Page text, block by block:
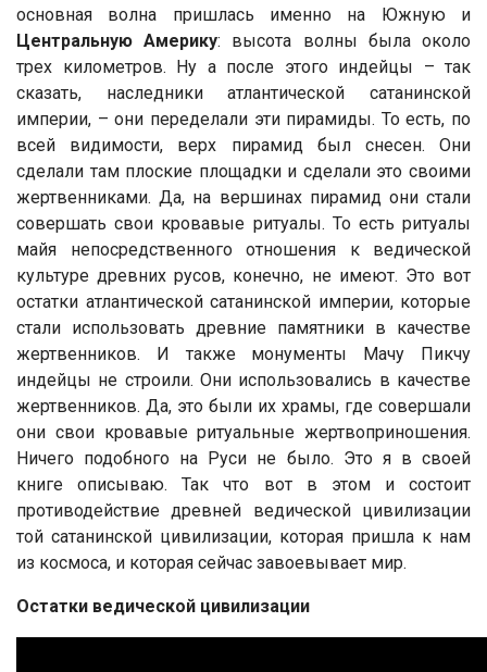
основная волна пришлась именно на Южную и
Центральную Америку: высота волны была около
трех километров. Ну а после этого индейцы – так
сказать, наследники атлантической сатанинской
империи, – они переделали эти пирамиды. То есть, по
всей видимости, верх пирамид был снесен. Они
сделали там плоские площадки и сделали это своими
жертвенниками. Да, на вершинах пирамид они стали
совершать свои кровавые ритуалы. То есть ритуалы
майя непосредственного отношения к ведической
культуре древних русов, конечно, не имеют. Это вот
остатки атлантической сатанинской империи, которые
стали использовать древние памятники в качестве
жертвенников. И также монументы Мачу Пикчу
индейцы не строили. Они использовались в качестве
жертвенников. Да, это были их храмы, где совершали
они свои кровавые ритуальные жертвоприношения.
Ничего подобного на Руси не было. Это я в своей
книге описываю. Так что вот в этом и состоит
противодействие древней ведической цивилизации
той сатанинской цивилизации, которая пришла к нам
из космоса, и которая сейчас завоевывает мир.
Остатки ведической цивилизации